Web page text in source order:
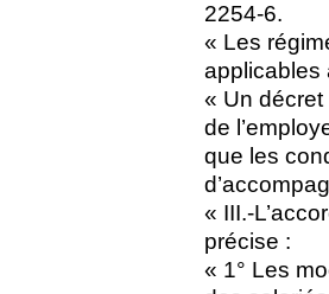
2254-6.
« Les
applicables
« Un
de
que les
« III.-
précise :
« 1° Les